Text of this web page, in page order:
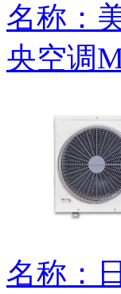
名称：
央空调
名称：